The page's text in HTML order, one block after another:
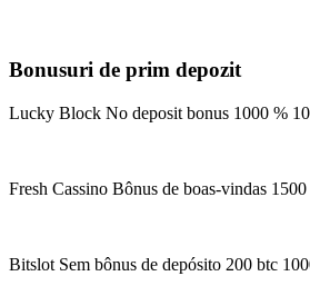
Bonusuri de prim depozit
Lucky Block No deposit bonus 1000 %
Fresh Cassino Bônus de boas-vindas
Bitslot Sem bônus de depósito 200 btc